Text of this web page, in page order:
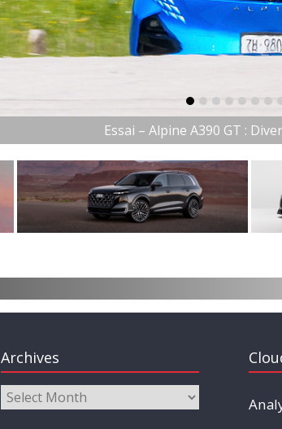
Essai – Alpine A390 GT :
item-0
item-1
item-2
item-3
Archives